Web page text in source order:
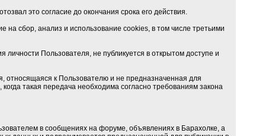
это согласие до окончания срока его действия.
сбор, анализ и использование cookies, в том числе третьими
Пользователя, не публикуется в открытом доступе и
относящаяся к Пользователю и не предназначенная для
такая передача необходима согласно требованиям закона
в сообщениях на форуме, объявлениях в Барахолке, а